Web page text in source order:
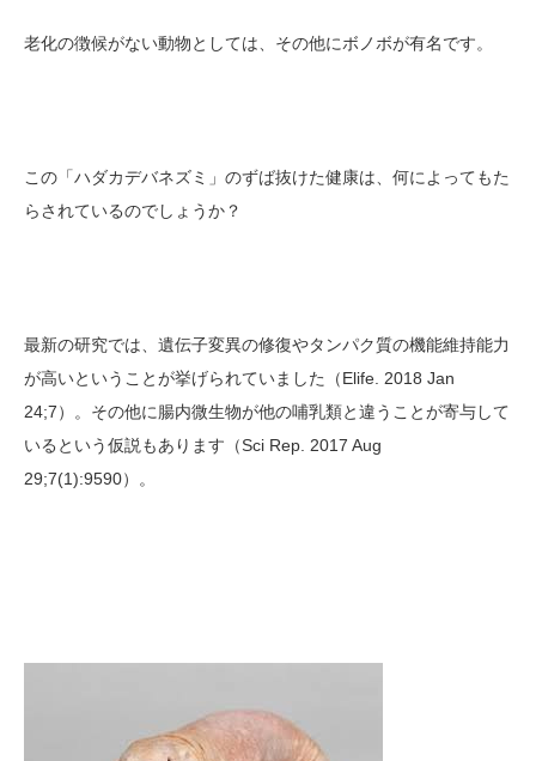
老化の徴候がない動物としては、その他にボノボが有名です。
この「ハダカデバネズミ」のずば抜けた健康は、何によってもた
らされているのでしょうか？
最新の研究では、遺伝子変異の修復やタンパク質の機能維持能力
が高いということが挙げられていました（Elife. 2018 Jan
24;7）。その他に腸内微生物が他の哺乳類と違うことが寄与して
いるという仮説もあります（Sci Rep. 2017 Aug
29;7(1):9590）。